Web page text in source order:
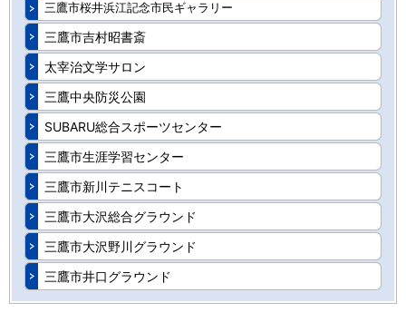
三鷹市桜井浜江記念市民ギャラリー
三鷹市吉村昭書斎
太宰治文学サロン
三鷹中央防災公園
SUBARU総合スポーツセンター
三鷹市生涯学習センター
三鷹市新川テニスコート
三鷹市大沢総合グラウンド
三鷹市大沢野川グラウンド
三鷹市井口グラウンド